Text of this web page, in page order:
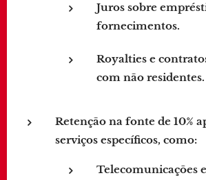
Juros sobre
fornecimentos.
Royalties e
com não residentes.
Retenção na fonte de 10%
serviços específicos, como:
Telecomunicações